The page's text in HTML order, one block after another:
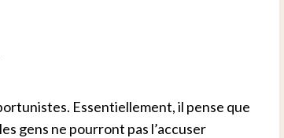
Essentiellement, il pense que
gens ne pourront pas l’accuser